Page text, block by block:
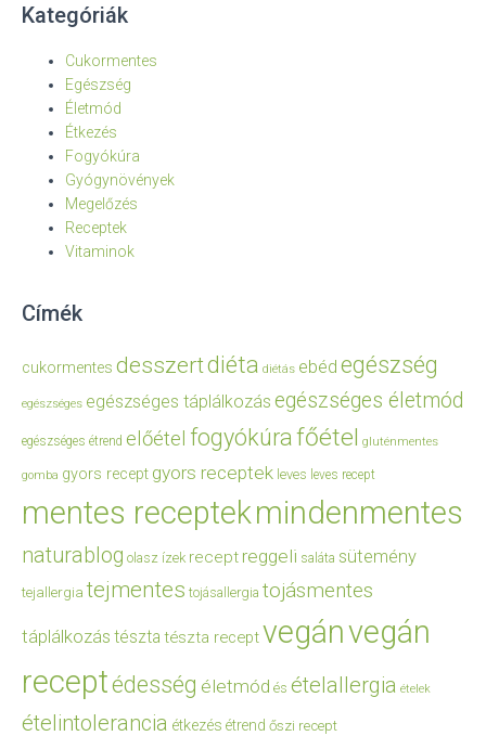
Kategóriák
Cukormentes
Egészség
Életmód
Étkezés
Fogyókúra
Gyógynövények
Megelőzés
Receptek
Vitaminok
Címék
cukormentes desszertdiéta diétás ebéd egészség
egészséges egészséges táplálkozás egészséges életmód
egészséges étrend előétel fogyókúrafőétel gluténmentes
gomba gyors recept gyors receptek leves leves recept
mentes receptekmindenmentes
naturablog olasz ízek recept reggeli saláta sütemény
tejallergia tejmentes tojásallergia tojásmentes
táplálkozás tészta tészta receptvegánvegán
receptédesség életmód és ételallergia ételek
ételintolerancia étkezés étrend őszi recept